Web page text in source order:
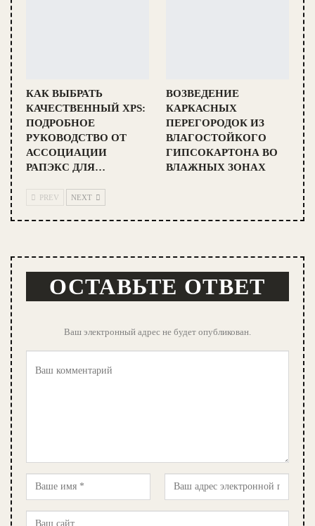
КАК ВЫБРАТЬ
КАЧЕСТВЕННЫЙ XPS:
ПОДРОБНОЕ
РУКОВОДСТВО ОТ
АССОЦИАЦИИ
РАПЭКС ДЛЯ…
ВОЗВЕДЕНИЕ
КАРКАСНЫХ
ПЕРЕГОРОДОК ИЗ
ВЛАГОСТОЙКОГО
ГИПСОКАРТОНА ВО
ВЛАЖНЫХ ЗОНАХ
PREV NEXT
ОСТАВЬТЕ ОТВЕТ
Ваш электронный адрес не будет опубликован.